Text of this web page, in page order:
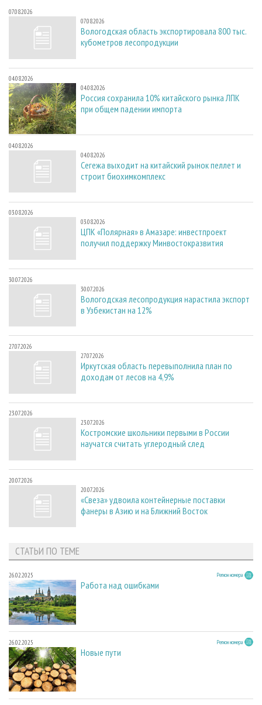
07.08.2026
07.08.2026
Вологодская область экспортировала 800 тыс.
кубометров лесопродукции
04.08.2026
04.08.2026
Россия сохранила 10% китайского рынка ЛПК
при общем падении импорта
04.08.2026
04.08.2026
Сегежа выходит на китайский рынок пеллет и
строит биохимкомплекс
03.08.2026
03.08.2026
ЦПК «Полярная» в Амазаре: инвестпроект
получил поддержку Минвостокразвития
30.07.2026
30.07.2026
Вологодская лесопродукция нарастила экспорт
в Узбекистан на 12%
27.07.2026
27.07.2026
Иркутская область перевыполнила план по
доходам от лесов на 4,9%
23.07.2026
23.07.2026
Костромские школьники первыми в России
научатся считать углеродный след
20.07.2026
20.07.2026
«Свеза» удвоила контейнерные поставки
фанеры в Азию и на Ближний Восток
СТАТЬИ ПО ТЕМЕ
26.02.2025 Регион номера
Работа над ошибками
26.02.2025 Регион номера
Новые пути